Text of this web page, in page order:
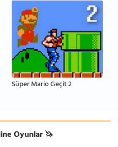
Süper Mario Geçit 2
Oyunlar 🦄